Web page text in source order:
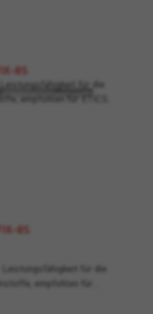
8S
Leistungsfähigkeit für die
empfohlen für…
8S
für die
empfohlen für ETICS.